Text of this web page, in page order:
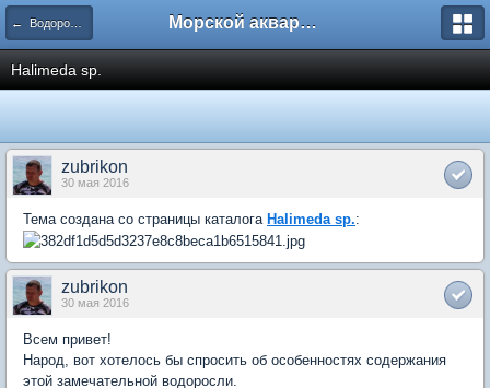
← Водоросли и растения Морской аквариум. Форумы ReefCentral.ru
Halimeda sp.
zubrikon
30 мая 2016
Тема создана со страницы каталога Halimeda sp.:
zubrikon
30 мая 2016
Всем привет!
Народ, вот хотелось бы спросить об особенностях содержания
этой замечательной водоросли.